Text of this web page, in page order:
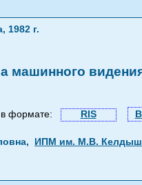
1982 г.
машинного
в формате:
RIS
ИПМ им. М.В.